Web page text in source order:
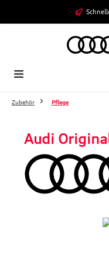
Zum Hauptinhalt springen
Zubehör Pflege
Audi
Bildergalerie überspringen